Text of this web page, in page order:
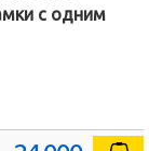
с одним